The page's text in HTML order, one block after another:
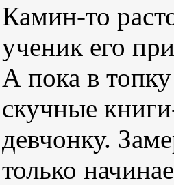
Камин-то
ученик его
А пока в
скучные
девчонку.
только